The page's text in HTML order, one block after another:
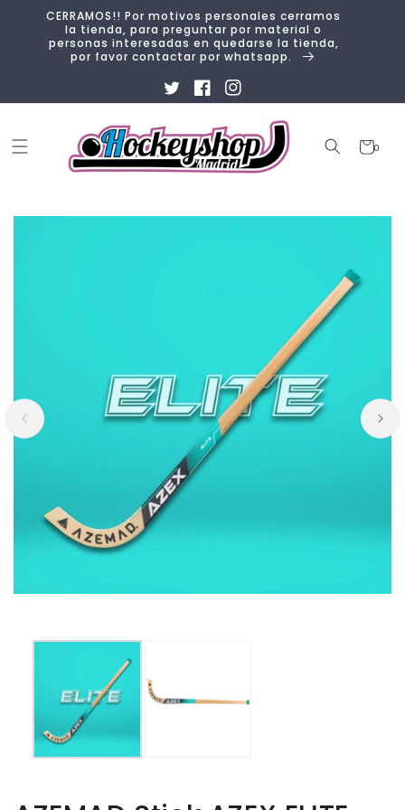
directamente
al contenido
CERRAMOS!! Por motivos personales cerramos
la tienda, para preguntar por material o
personas interesadas en quedarse la tienda,
por favor contactar por whatsapp.
TwitterFacebookInstagram
Carrito
0
0
artículos
directamente